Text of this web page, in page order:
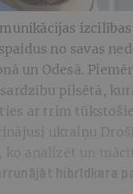
no savas
un Odesā.
pilsētā,
ar trim
ukraiņu
analizēt un